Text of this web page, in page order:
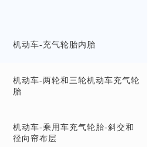
机动车-充气轮胎内胎
机动车-两轮和三轮机动车充气轮
胎
机动车-乘用车充气轮胎-斜交和
径向帘布层